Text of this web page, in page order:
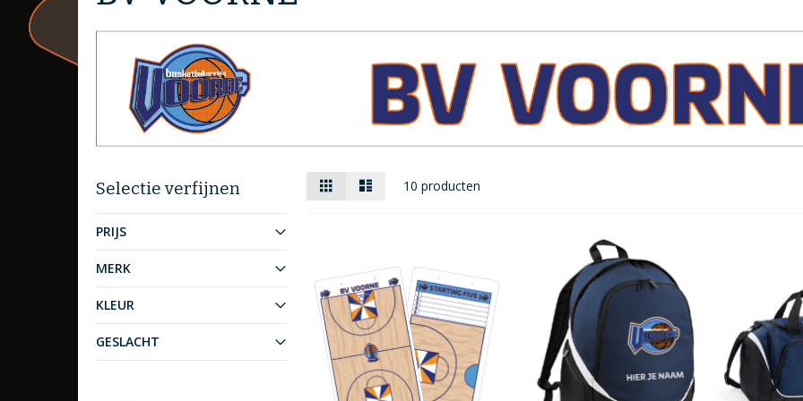
Tonen
als
Foto-
tabel 10 producten
Selectie verfijnen
PRIJS
MERK
KLEUR
GESLACHT